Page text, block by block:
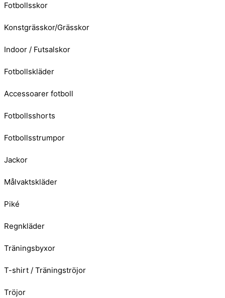
Fotbollsskor
Konstgrässkor/Grässkor
Indoor / Futsalskor
Fotbollskläder
Accessoarer fotboll
Fotbollsshorts
Fotbollsstrumpor
Jackor
Målvaktskläder
Piké
Regnkläder
Träningsbyxor
T-shirt / Träningströjor
Tröjor